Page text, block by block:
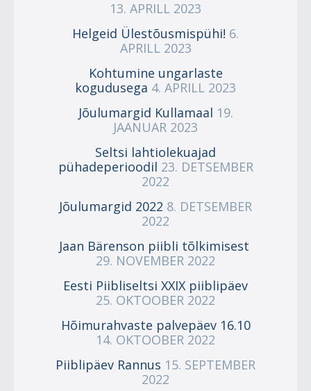
13. APRILL 2023
Helgeid Ülestõusmispühi! 6.
APRILL 2023
Kohtumine ungarlaste
kogudusega 4. APRILL 2023
Jõulumargid Kullamaal 19.
JAANUAR 2023
Seltsi lahtiolekuajad
pühadeperioodil 23. DETSEMBER
2022
Jõulumargid 2022 8. DETSEMBER
2022
Jaan Bärenson piibli tõlkimisest
29. NOVEMBER 2022
Eesti Piibliseltsi XXIX piiblipäev
25. OKTOOBER 2022
Hõimurahvaste palvepäev 16.10
14. OKTOOBER 2022
Piiblipäev Rannus 15. SEPTEMBER
2022